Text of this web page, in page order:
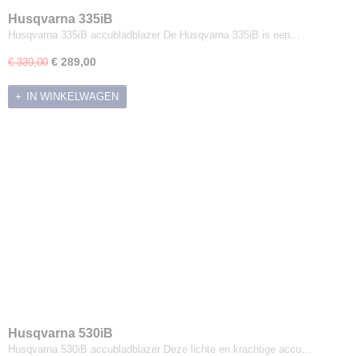
Husqvarna 335iB
Husqvarna 335iB accubladblazer De Husqvarna 335iB is een…
€ 339,00 € 289,00
IN WINKELWAGEN
Husqvarna 530iB
Husqvarna 530iB accubladblazer Deze lichte en krachtige accu…